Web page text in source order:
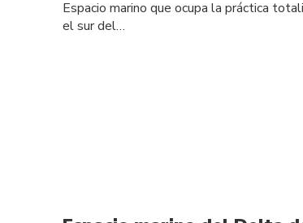
Espacio marino que ocupa la práctica
el sur del…